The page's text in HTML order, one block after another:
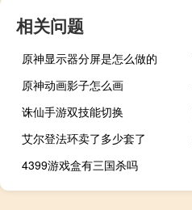
相关问题
原神显示器分屏是怎么做的
原神动画影子怎么画
诛仙手游双技能切换
艾尔登法环卖了多少套了
4399游戏盒有三国杀吗